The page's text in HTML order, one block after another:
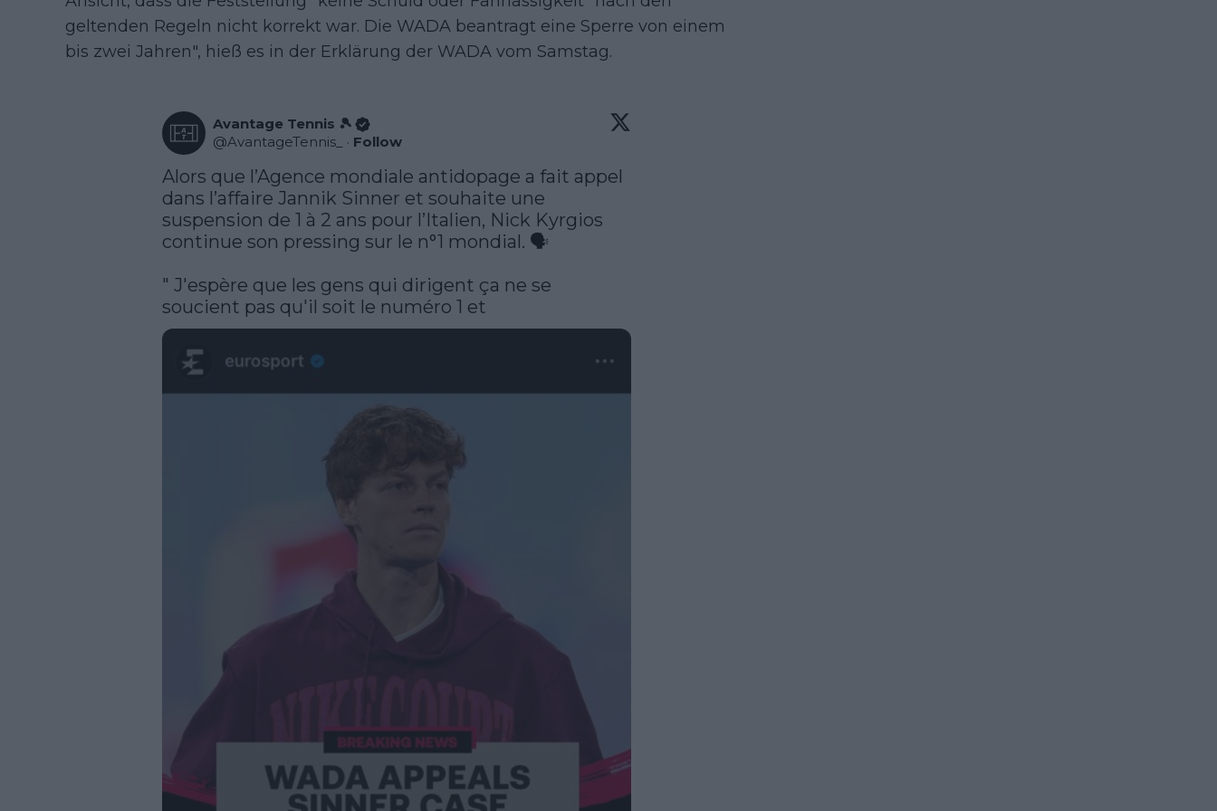
geltenden Regeln nicht korrekt war. Die WADA beantragt eine Sperre von einem
bis zwei Jahren", hieß es in der Erklärung der WADA vom Samstag.
Avantage Tennis 🎾
@AvantageTennis_ · Follow
Alors que l’Agence mondiale antidopage a fait appel
dans l’affaire Jannik Sinner et souhaite une
suspension de 1 à 2 ans pour l’Italien, Nick Kyrgios
continue son pressing sur le n°1 mondial. 🗣️
" J'espère que les gens qui dirigent ça ne se
soucient pas qu'il soit le numéro 1 et